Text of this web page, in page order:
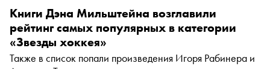
Книги Дэна Мильштейна возглавили
рейтинг самых популярных в категории
«Звезды хоккея»
Также в список попали произведения Игоря Рабинера и